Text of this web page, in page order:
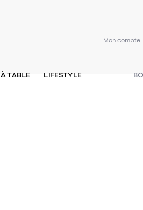
Mon compte
À TABLE LIFESTYLE